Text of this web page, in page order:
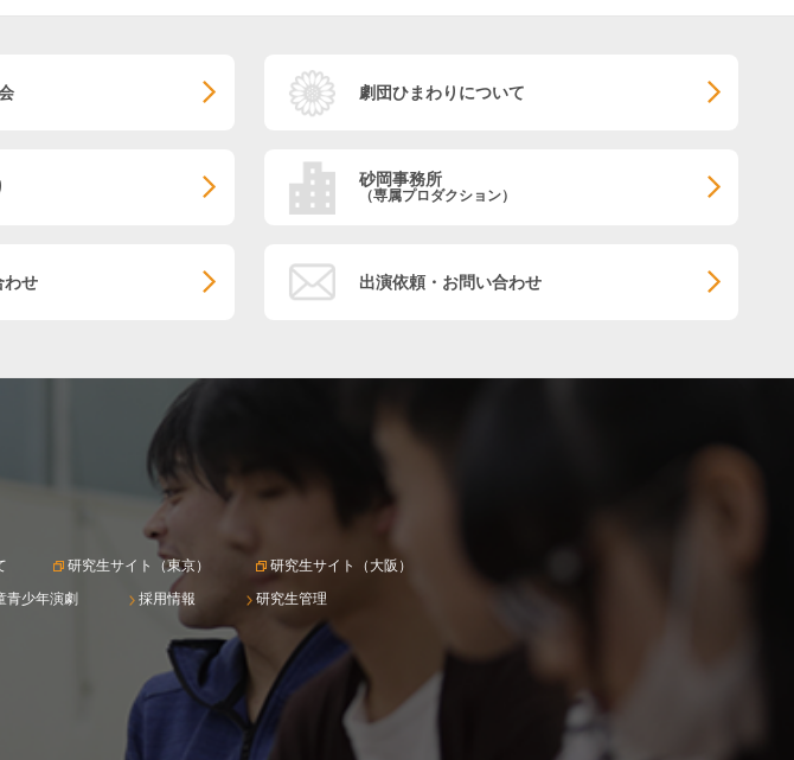
劇団ひまわりについて
砂岡事務所
（専属プロダクション）
わせ 出演依頼・お問い合わせ
研究生サイト（東京）
研究生サイト（大阪）
青少年演劇 採用情報 研究生管理